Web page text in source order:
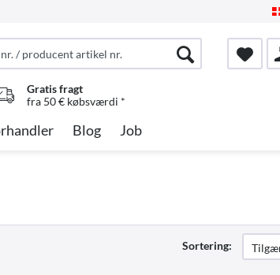
Gratis fragt
fra 50 € købsværdi *
Blog Job
Sortering: